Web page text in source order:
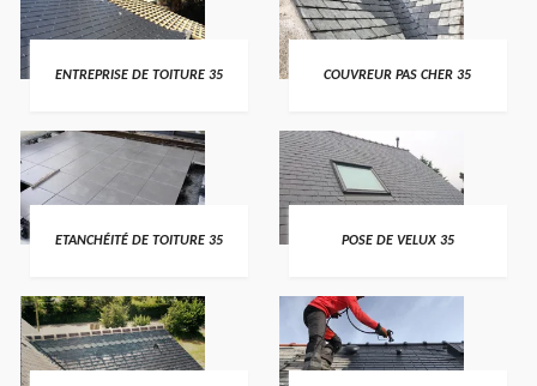
ENTREPRISE DE TOITURE 35 COUVREUR PAS CHER 35
ETANCHÉITÉ DE TOITURE 35 POSE DE VELUX 35